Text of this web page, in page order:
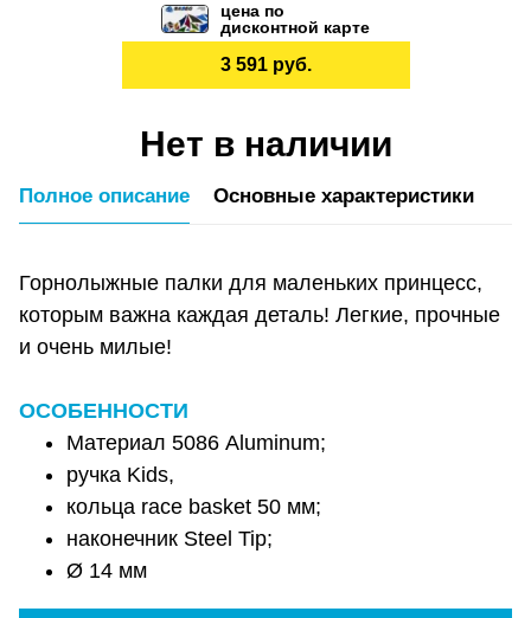
цена по
дисконтной карте
3 591 руб.
Нет в наличии
Полное описание Основные характеристики
Горнолыжные палки для маленьких принцесс,
которым важна каждая деталь! Легкие, прочные
и очень милые!
ОСОБЕННОСТИ
Материал 5086 Aluminum;
ручка Kids,
кольца race basket 50 мм;
наконечник Steel Tip;
Ø 14 мм